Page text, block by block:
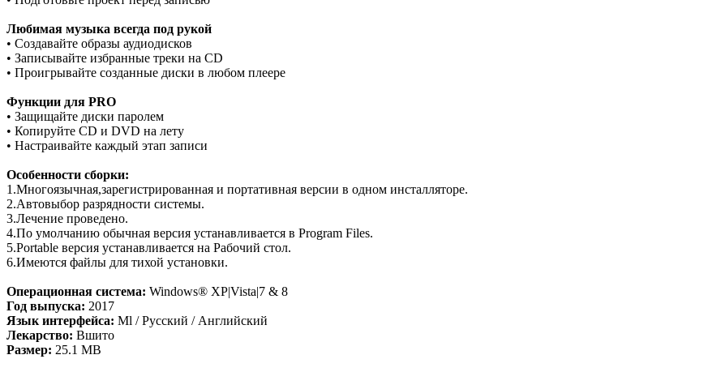
Любимая музыка всегда под рукой
• Создавайте образы аудиодисков
• Записывайте избранные треки на CD
• Проигрывайте созданные диски в любом плеере
Функции для PRO
• Защищайте диски паролем
• Копируйте CD и DVD на лету
• Настраивайте каждый этап записи
Особенности сборки:
1.Многоязычная,зарегистрированная и портативная версии в одном инсталляторе.
2.Автовыбор разрядности системы.
3.Лечение проведено.
4.По умолчанию обычная версия устанавливается в Program Files.
5.Portable версия устанавливается на Рабочий стол.
6.Имеются файлы для тихой установки.
Операционная система: Windows® XP|Vista|7 & 8
Год выпуска: 2017
Язык интерфейса: Ml / Русский / Английский
Лекарство: Вшито
Размер: 25.1 MB